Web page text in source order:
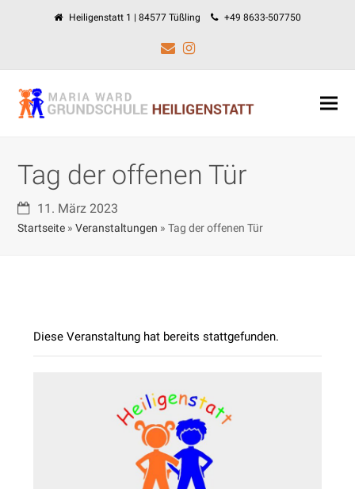
Heiligenstatt 1 | 84577 Tüßling +49 8633-507750
E-
Mail
Instagram
Tag der offenen Tür
11. März 2023
Startseite »Veranstaltungen »Tag der offenen Tür
Diese Veranstaltung hat bereits stattgefunden.